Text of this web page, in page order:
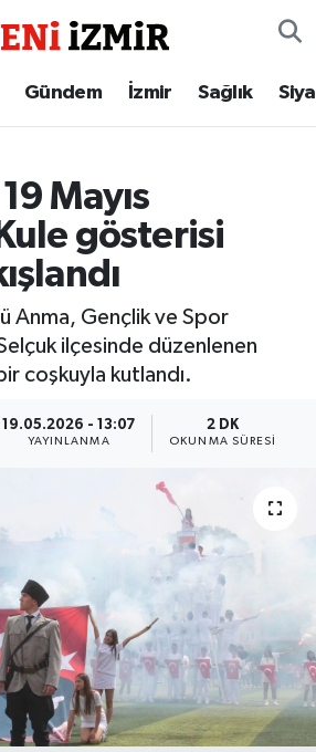
Gündem İzmir Sağlık
Mayıs
gösterisi
Anma, Gençlik ve Spor
ilçesinde düzenlenen
coşkuyla kutlandı.
19.05.2026 - 13:07
YAYINLANMA
2 DK
OKUNMA SÜRESI
Haritası
Durumu ve Fikstür